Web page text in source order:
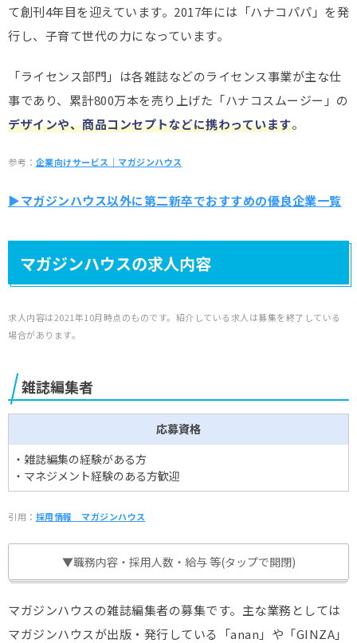
て創刊4年目を迎えています。2017年には「ハナコパパ」を発
行し、子育て世代の力になっています。
「ライセンス部門」は各雑誌などのライセンス事業が主な仕
事であり、累計800万本を売り上げた「ハナコスムージー」の
デザインや、商品コンセプトなどに携わっています。
参考： 企業向けサービス｜マガジンハウス
▶マガジンハウス以外に第二新卒でおすすめの優良企業一覧
マガジンハウスの求人内容
求人内容は2021年10月時点のものです。紹介している求人は募集を終了している
場合があります。
雑誌編集者
応募資格
・雑誌編集の経験がある方
・マネジメント経験のある方歓迎
引用： 採用情報＿マガジンハウス
▼職務内容・採用人数・給与 等(タップで開閉)
マガジンハウスの雑誌編集者の募集です。主な業務としては
マガジンハウスが出版・発行している「anan」や「GINZA」